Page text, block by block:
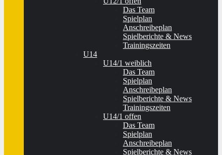
Das Team
Spielplan
Anschreibeplan
Spielberichte & News
Trainingszeiten
U14
U14/1 weiblich
Das Team
Spielplan
Anschreibeplan
Spielberichte & News
Trainingszeiten
U14/1 offen
Das Team
Spielplan
Anschreibeplan
Spielberichte & News